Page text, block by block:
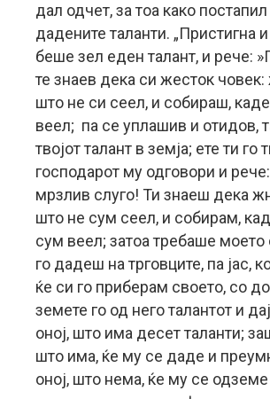
дал одчет, за тоа како
дадените таланти. „Пристигна
беше зел еден талант, и рече:
те знаев дека си жесток
што не си сеел, и собираш,
веел; па се уплашив и отидов,
твојот талант в земја; ете ти го
господарот му одговори и
мрзлив слуго! Ти знаеш дека
што не сум сеел, и собирам,
сум веел; затоа требаше
го дадеш на трговците, па јас,
ќе си го приберам своето, со
земете го од него талантот и
оној, што има десет таланти;
што има, ќе му се даде и
оној, што нема, ќе му се